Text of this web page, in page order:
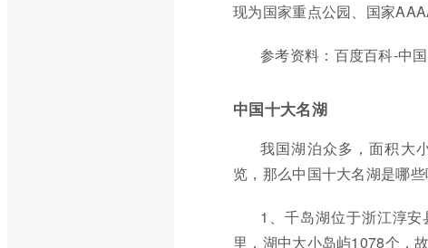
现为国家重点公园、国家
参考资料：百度百科-中
中国十大名湖
我国湖泊众多，面积大
览，那么中国十大名湖是哪
1、千岛湖位于浙江淳
里，湖中大小岛屿1078个，故